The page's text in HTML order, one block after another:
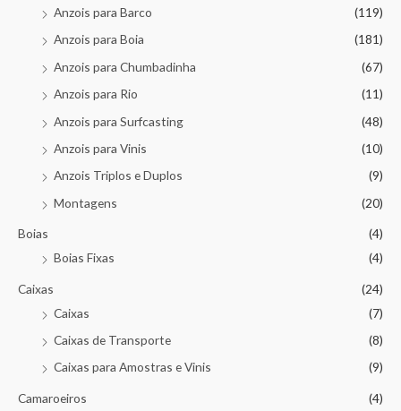
Anzois para Barco
(119)
Anzois para Boia
(181)
Anzois para Chumbadinha
(67)
Anzois para Rio
(11)
Anzois para Surfcasting
(48)
Anzois para Vinis
(10)
Anzois Triplos e Duplos
(9)
Montagens
(20)
Boias
(4)
Boias Fixas
(4)
Caixas
(24)
Caixas
(7)
Caixas de Transporte
(8)
Caixas para Amostras e Vinis
(9)
Camaroeiros (4)